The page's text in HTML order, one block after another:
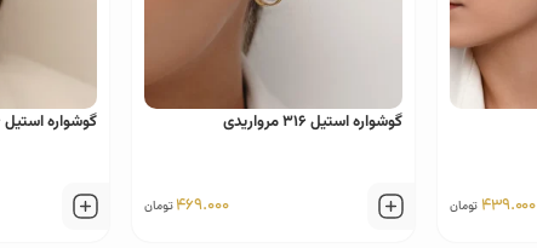
439.000 تومان
گوشواره استیل ٣١۶ مرواریدی
469.000 تومان
گوشواره استیل ٣١۶ گل و مروارید